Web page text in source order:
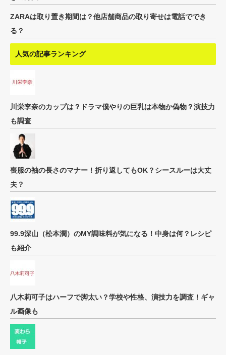
ZARAは取り置き期間は？他店舗商品の取り寄せは電話ででき
る？
人気の記事ランキング
川栄李奈のカップは？ドラマ僕やりの巨乳は本物か偽物？演技力
も調査
喪服の袖の長さのマナー！折り返してもOK？シースルーは大丈
夫？
99.9深山（松本潤）のMY調味料が気になる！中身は何？レシピ
も紹介
八木莉可子はハーフで脚太い？学校や性格、演技力を調査！ギャ
ル画像も